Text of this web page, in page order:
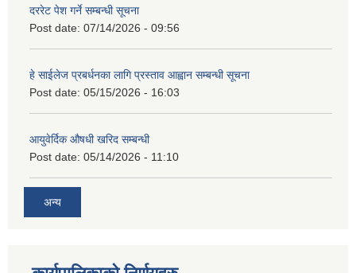
दररेट पेश गर्ने सम्बन्धी सूचना
Post date: 07/14/2026 - 09:56
हे साईलेज प्रबर्धनका लागि प्रस्ताव आह्वान सम्बन्धी सूचना
Post date: 05/15/2026 - 16:03
आयुवेर्दिक औषधी खरिद सम्बन्धी
Post date: 05/14/2026 - 11:10
अन्य